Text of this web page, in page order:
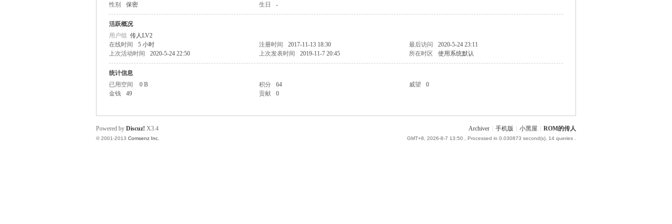
M
性别 保密 生日 -
活跃概况
用户组 传人LV2
在线时间
5 小时 注册时间 2017-11-13 18:30 最后访问
2020-5-24 23:11
上次活动时间
2020-5-24 22:50 上次发表时间 2019-11-7 20:45 所在时区 使用系统默认
统计信息
已用空间
0 B 积分 64 威望
0
金钱
49 贡献 0
Archiver 手机版 小黑屋 ROM的传人
GMT+8, 2026-8-7 13:50 , Processed in 0.030873 second(s), 14 queries .
Powered by Discuz! X3.4
© 2001-2013 Comsenz Inc.